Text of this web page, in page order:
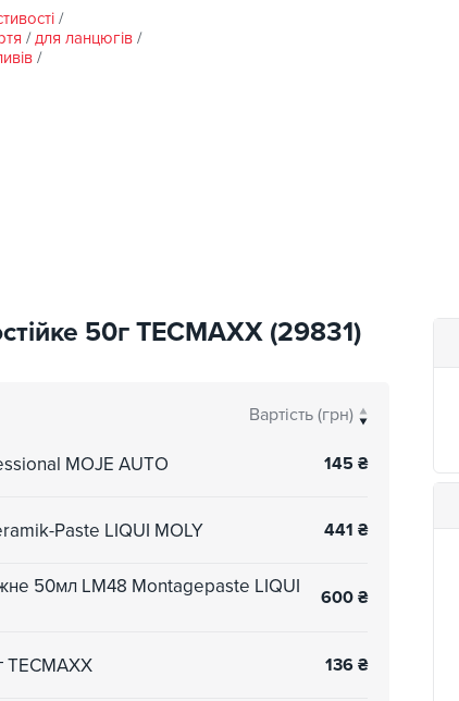
/
/для ланцюгів/
/
50г TECMAXX (29831)
Вартість (грн)
MOJE AUTO 145 ₴
Paste LIQUI MOLY 441 ₴
50мл LM48 Montagepaste LIQUI
600 ₴
TECMAXX 136 ₴